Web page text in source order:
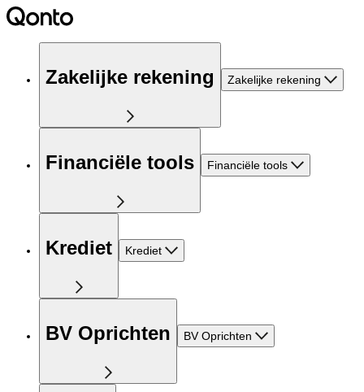
Zakelijke rekening Zakelijke rekening
Financiële tools Financiële tools
Krediet Krediet
BV Oprichten BV Oprichten